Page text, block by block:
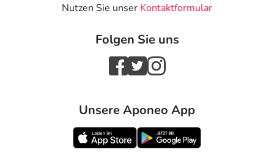
Wasser) ein.
Dauer der Anwendung?
Beschwerde und/oder Dauer der Erkrankung und wird
Es kann zu einer Vielzahl von
Überdosierungserscheinungen kommen, die unter
Nutzen Sie unser Kontaktformular
Folgen Sie uns
Unsere Aponeo App